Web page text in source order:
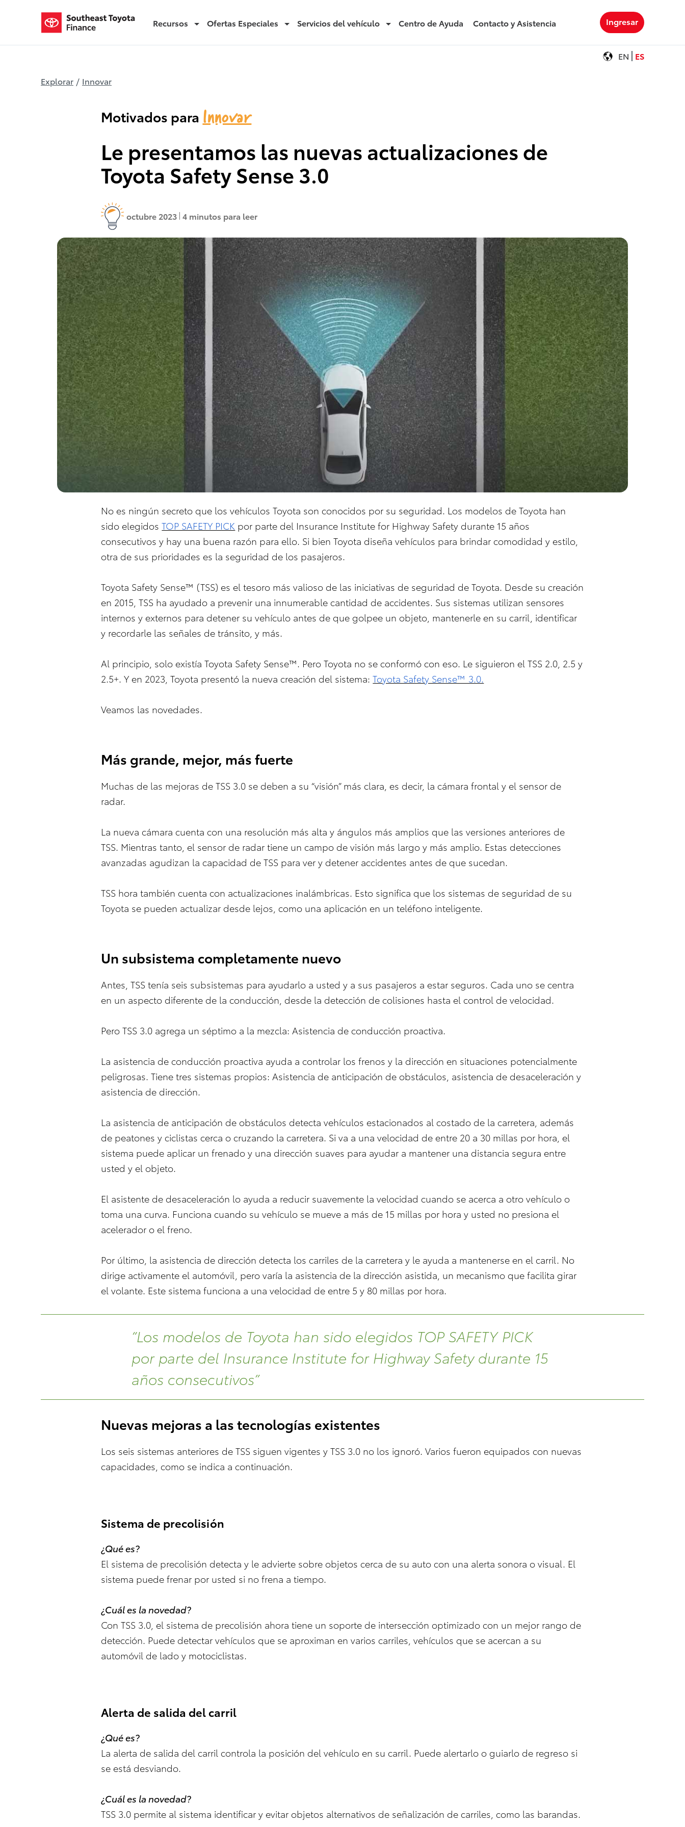
Toyota Safety Sense 3.0 Recursos Ofertas Especiales Servicios del vehículo Centro de Ayuda Contacto y Asistencia Ingresar
EN ES
Explorar / Innovar
Motivados paraInnovar
Le presentamos las nuevas actualizaciones de
Toyota Safety Sense 3.0
octubre 2023 4 minutos para leer
No es ningún secreto que los vehículos Toyota son conocidos por su seguridad. Los modelos de Toyota han
sido elegidosTOP SAFETY PICK por parte del Insurance Institute for Highway Safety durante 15 años
consecutivos y hay una buena razón para ello. Si bien Toyota diseña vehículos para brindar comodidad y estilo,
otra de sus prioridades es la seguridad de los pasajeros.
Toyota Safety Sense™ (TSS) es el tesoro más valioso de las iniciativas de seguridad de Toyota. Desde su creación
en 2015, TSS ha ayudado a prevenir una innumerable cantidad de accidentes. Sus sistemas utilizan sensores
internos y externos para detener su vehículo antes de que golpee un objeto, mantenerle en su carril, identificar
y recordarle las señales de tránsito, y más.
Al principio, solo existía Toyota Safety Sense™. Pero Toyota no se conformó con eso. Le siguieron el TSS 2.0, 2.5 y
2.5+. Y en 2023, Toyota presentó la nueva creación del sistema:Toyota Safety Sense™ 3.0.
Veamos las novedades.
Más grande, mejor, más fuerte
Muchas de las mejoras de TSS 3.0 se deben a su “visión” más clara, es decir, la cámara frontal y el sensor de
radar.
La nueva cámara cuenta con una resolución más alta y ángulos más amplios que las versiones anteriores de
TSS. Mientras tanto, el sensor de radar tiene un campo de visión más largo y más amplio. Estas detecciones
avanzadas agudizan la capacidad de TSS para ver y detener accidentes antes de que sucedan.
TSS hora también cuenta con actualizaciones inalámbricas. Esto significa que los sistemas de seguridad de su
Toyota se pueden actualizar desde lejos, como una aplicación en un teléfono inteligente.
Un subsistema completamente nuevo
Antes, TSS tenía seis subsistemas para ayudarlo a usted y a sus pasajeros a estar seguros. Cada uno se centra
en un aspecto diferente de la conducción, desde la detección de colisiones hasta el control de velocidad.
Pero TSS 3.0 agrega un séptimo a la mezcla: Asistencia de conducción proactiva.
La asistencia de conducción proactiva ayuda a controlar los frenos y la dirección en situaciones potencialmente
peligrosas. Tiene tres sistemas propios: Asistencia de anticipación de obstáculos, asistencia de desaceleración y
asistencia de dirección.
La asistencia de anticipación de obstáculos detecta vehículos estacionados al costado de la carretera, además
de peatones y ciclistas cerca o cruzando la carretera. Si va a una velocidad de entre 20 a 30 millas por hora, el
sistema puede aplicar un frenado y una dirección suaves para ayudar a mantener una distancia segura entre
usted y el objeto.
El asistente de desaceleración lo ayuda a reducir suavemente la velocidad cuando se acerca a otro vehículo o
toma una curva. Funciona cuando su vehículo se mueve a más de 15 millas por hora y usted no presiona el
acelerador o el freno.
Por último, la asistencia de dirección detecta los carriles de la carretera y le ayuda a mantenerse en el carril. No
dirige activamente el automóvil, pero varía la asistencia de la dirección asistida, un mecanismo que facilita girar
el volante. Este sistema funciona a una velocidad de entre 5 y 80 millas por hora.
“Los modelos de Toyota han sido elegidos TOP SAFETY PICK
por parte del Insurance Institute for Highway Safety durante 15
años consecutivos”
Nuevas mejoras a las tecnologías existentes
Los seis sistemas anteriores de TSS siguen vigentes y TSS 3.0 no los ignoró. Varios fueron equipados con nuevas
capacidades, como se indica a continuación.
Sistema de precolisión
¿Qué es?
El sistema de precolisión detecta y le advierte sobre objetos cerca de su auto con una alerta sonora o visual. El
sistema puede frenar por usted si no frena a tiempo.
¿Cuál es la novedad?
Con TSS 3.0, el sistema de precolisión ahora tiene un soporte de intersección optimizado con un mejor rango de
detección. Puede detectar vehículos que se aproximan en varios carriles, vehículos que se acercan a su
automóvil de lado y motociclistas.
Alerta de salida del carril
¿Qué es?
La alerta de salida del carril controla la posición del vehículo en su carril. Puede alertarlo o guiarlo de regreso si
se está desviando.
¿Cuál es la novedad?
TSS 3.0 permite al sistema identificar y evitar objetos alternativos de señalización de carriles, como las barandas.